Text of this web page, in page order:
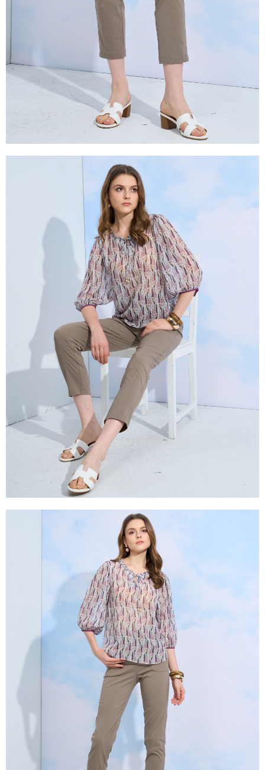
１．透過由恩沛科技股份有限公司提供之「AFTEE先享後付」服務完成之交
易，需依本服務之必要範圍內提供個人資料，並將交易相關給付款項請求債
權轉讓予恩沛科技股份有限公司。
２．關於個人資料處理事宜，請瀏覽以下網址：
https://aftee.tw/terms/#terms3
３．未成年的使用者請事先徵得法定代理人或監護人之同意方可使用
「AFTEE先享後付」，若未經同意申辦者引起之損失，本公司不負相關責
４．使用「AFTEE先享後付」時，將依據個別帳號之用戶狀況，依本公司即
時審查核予不同之上限額度；若仍有額度不足之情形，本公司將視審查結果
請求用戶進行身份認證。
５．嚴禁一人註冊多個帳號或使用他人資訊註冊。若發現惡意使用之情形，